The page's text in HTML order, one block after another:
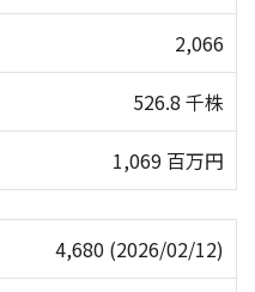
2,066
526.8 千株
1,069 百万円
4,680 (2026/02/12)